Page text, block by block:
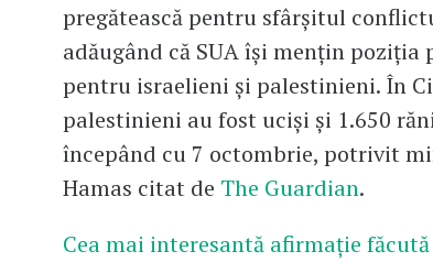
pregătească pentru sfârșitul
adăugând că SUA își mențin poziția
pentru israelieni și palestinieni. În
palestinieni au fost uciși și 1.650
începând cu 7 octombrie, potrivit
Hamas citat de The Guardian.
Cea mai interesantă afirmație